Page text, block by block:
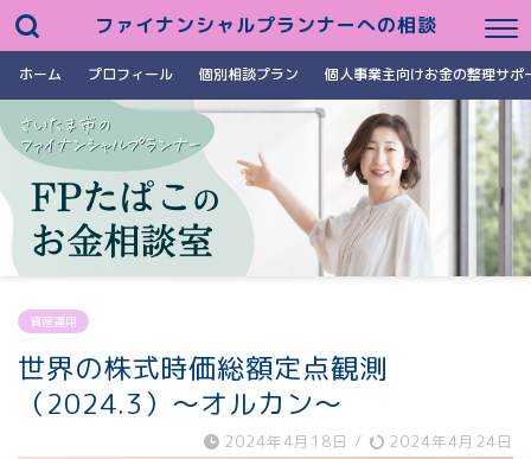
ファイナンシャルプランナーへの相談
ホーム プロフィール 個別相談プラン 個人事業主向けお金の整理サポ
資産運用
世界の株式時価総額定点観測
（2024.3）～オルカン～
2024年4月18日 / 2024年4月24日